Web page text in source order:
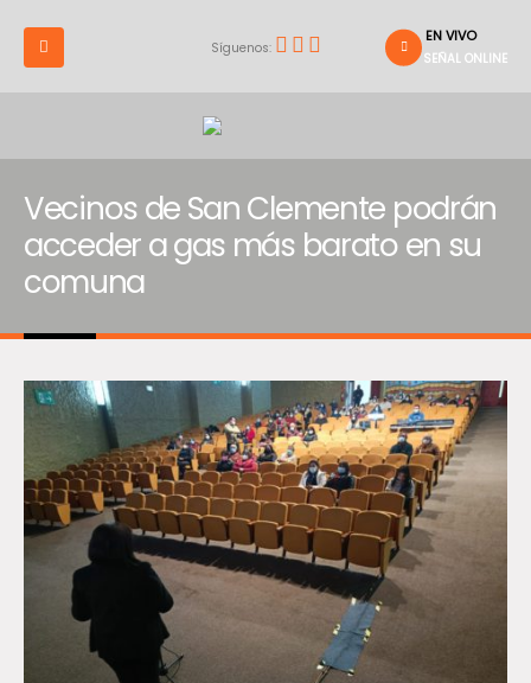
Síguenos:
EN VIVO
SEÑAL ONLINE
Vecinos de San Clemente podrán
acceder a gas más barato en su
comuna